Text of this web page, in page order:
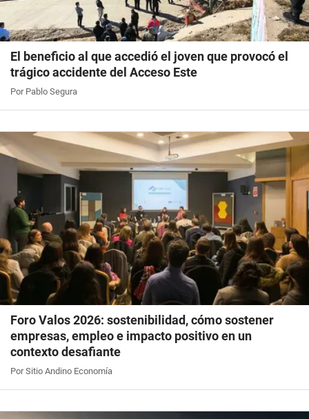
El beneficio al que accedió el joven que provocó el
trágico accidente del Acceso Este
Por Pablo Segura
Foro Valos 2026: sostenibilidad, cómo sostener
empresas, empleo e impacto positivo en un
contexto desafiante
Por Sitio Andino Economía